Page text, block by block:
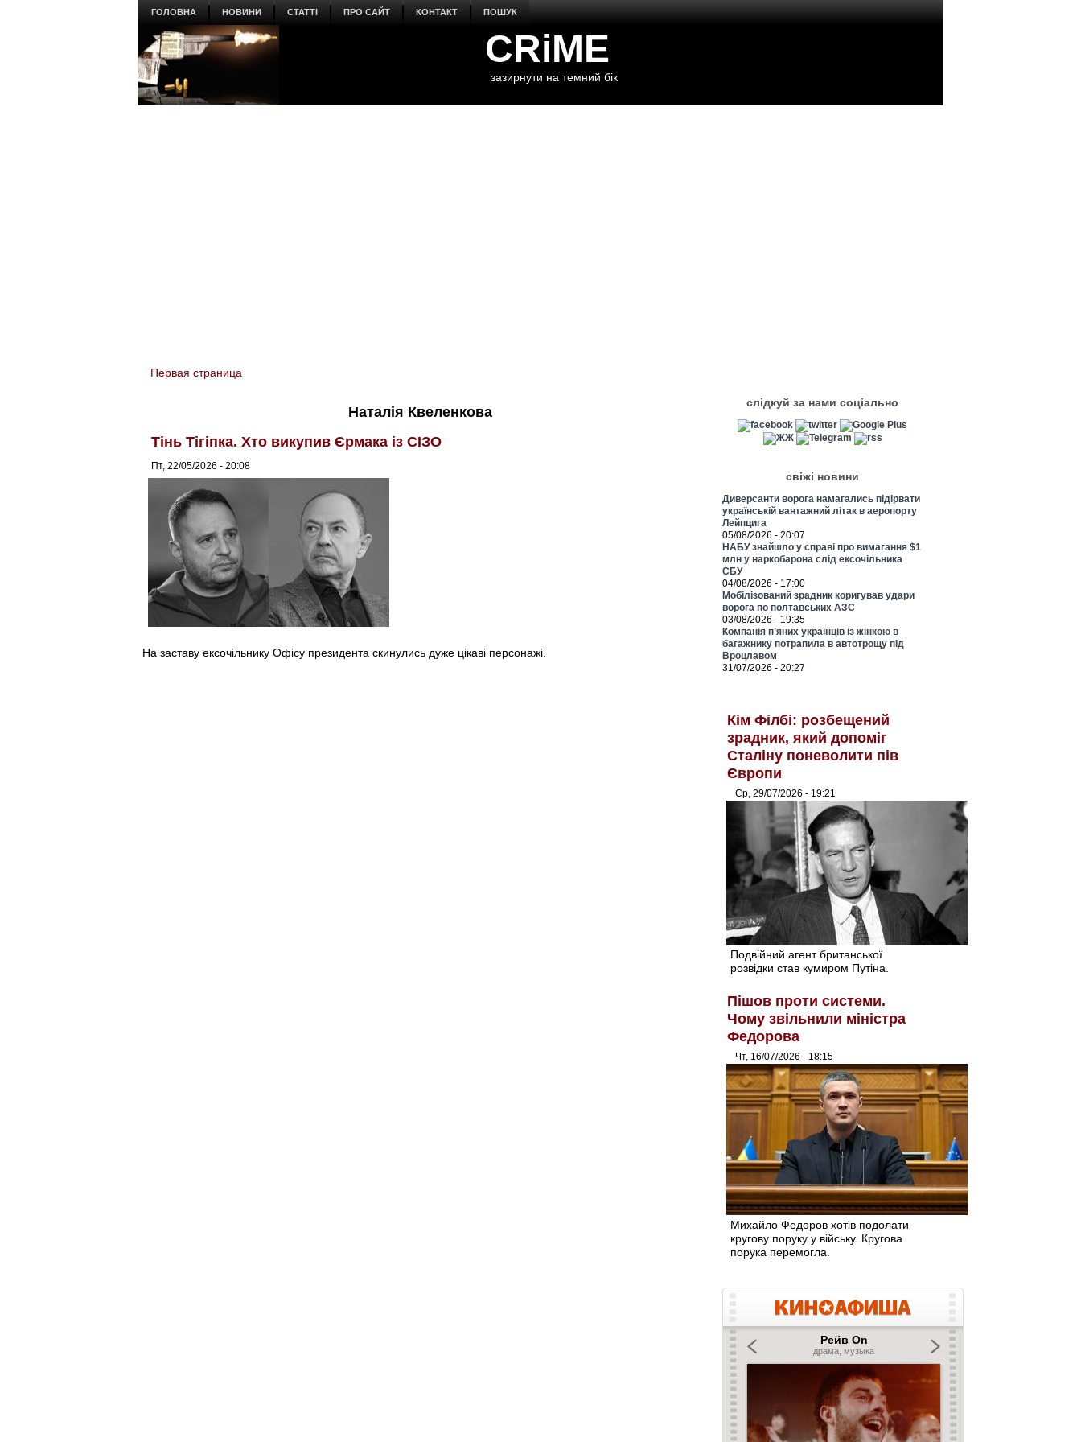
ГОЛОВНА НОВИНИ СТАТТІ ПРО САЙТ КОНТАКТ ПОШУК
CRiME
зазирнути на темний бік
You are here
Первая страница
Наталія Квеленкова
Тінь Тігіпка. Хто викупив Єрмака із СІЗО
Пт, 22/05/2026 - 20:08
На заставу ексочільнику Офісу президента скинулись дуже цікаві персонажі.
слідкуй за нами соціально
свіжі новини
Диверсанти ворога намагались підірвати
українській вантажний літак в аеропорту
Лейпцига
05/08/2026 - 20:07
НАБУ знайшло у справі про вимагання $1
млн у наркобарона слід ексочільника
СБУ
04/08/2026 - 17:00
Мобілізований зрадник коригував удари
ворога по полтавських АЗС
03/08/2026 - 19:35
Компанія п’яних українців із жінкою в
багажнику потрапила в автотрощу під
Вроцлавом
31/07/2026 - 20:27
Кім Філбі: розбещений
зрадник, який допоміг
Сталіну поневолити пів
Європи
Ср, 29/07/2026 - 19:21
Подвійний агент британської
розвідки став кумиром Путіна.
Пішов проти системи.
Чому звільнили міністра
Федорова
Чт, 16/07/2026 - 18:15
Михайло Федоров хотів подолати
кругову поруку у війську. Кругова
порука перемогла.